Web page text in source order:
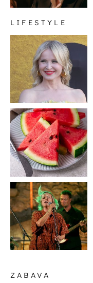
ZABAVA
LIFESTYLE